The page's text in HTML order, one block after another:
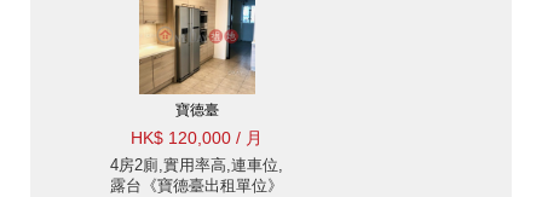
寶德臺
HK$ 120,000 / 月
4房2廁,實用率高,連車位,
露台《寶德臺出租單位》